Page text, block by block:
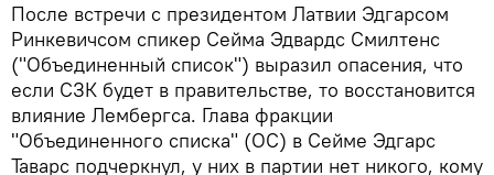
После встречи с президентом Латвии Эдгарсом
Ринкевичсом спикер Сейма Эдвардс Смилтенс
("Объединенный список") выразил опасения, что
если СЗК будет в правительстве, то восстановится
влияние Лембергса. Глава фракции
"Объединенного списка" (ОС) в Сейме Эдгарс
Таварс подчеркнул, у них в партии нет никого, кому